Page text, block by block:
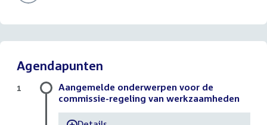
Agendapunten
Aangemelde onderwerpen voor de
commissie-regeling van werkzaamheden
1